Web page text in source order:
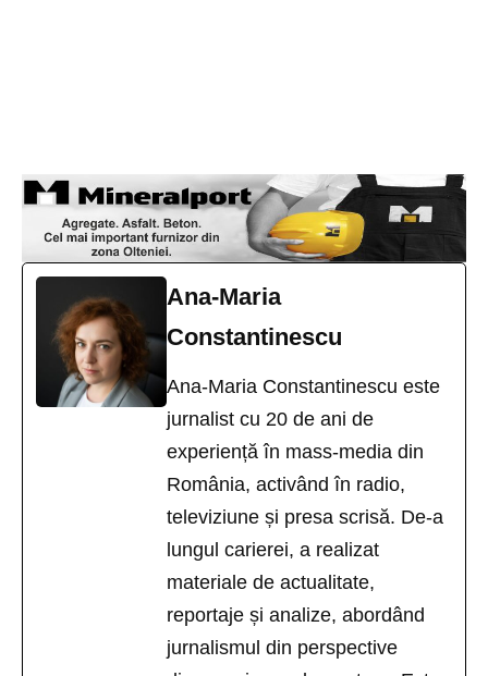
Ana-Maria
Constantinescu
Ana-Maria Constantinescu este
jurnalist cu 20 de ani de
experiență în mass-media din
România, activând în radio,
televiziune și presa scrisă. De-a
lungul carierei, a realizat
materiale de actualitate,
reportaje și analize, abordând
jurnalismul din perspective